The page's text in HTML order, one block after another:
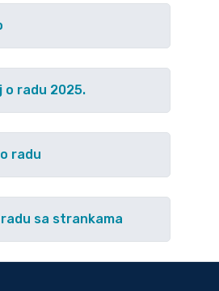
o radu 2025.
radu
sa strankama